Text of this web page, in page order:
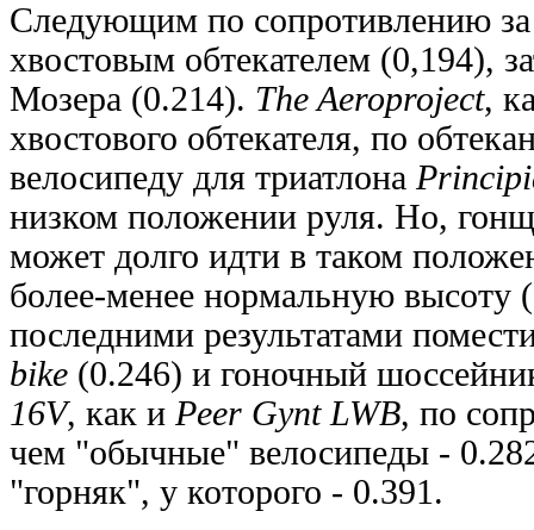
Следующим по сопротивлению
хвостовым обтекателем (0,194),
Мозера (0.214). The Aeroproject,
хвостового обтекателя, по
велосипеду для триатлона
низком положении руля. Но,
может долго идти в таком
более-менее нормальную
последними результатами
bike (0.246) и гоночный
16V, как и Peer Gynt LWB, по
чем "обычные" велосипеды -
"горняк", у которого - 0.391.